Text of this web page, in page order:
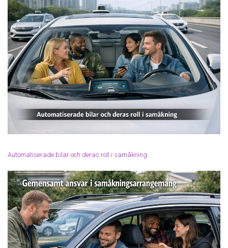
Automatiserade bilar och deras roll i samåkning